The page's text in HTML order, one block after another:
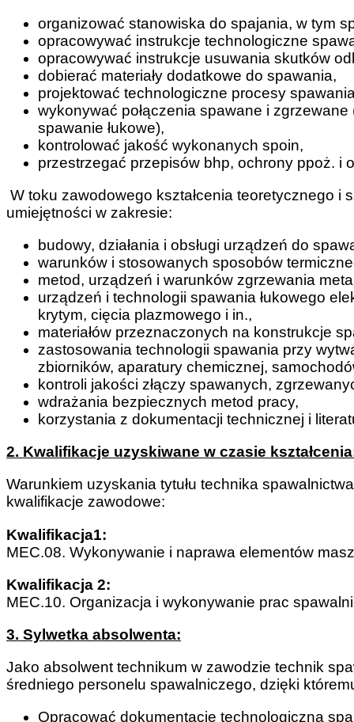
organizować stanowiska do spajania, w tym
opracowywać instrukcje technologiczne
opracowywać instrukcje usuwania skutków
dobierać materiały dodatkowe do spawania,
projektować technologiczne procesy
wykonywać połączenia spawane i
spawanie łukowe),
kontrolować jakość wykonanych spoin,
przestrzegać przepisów bhp, ochrony ppoż. i
W toku zawodowego kształcenia teoretycznego
umiejętności w zakresie:
budowy, działania i obsługi urządzeń do
warunków i stosowanych sposobów
metod, urządzeń i warunków zgrzewania
urządzeń i technologii spawania łukowego
krytym, cięcia plazmowego i in.,
materiałów przeznaczonych na konstrukcje
zastosowania technologii spawania przy
zbiorników, aparatury chemicznej,
kontroli jakości złączy spawanych,
wdrażania bezpiecznych metod pracy,
korzystania z dokumentacji technicznej i
2. Kwalifikacje uzyskiwane w czasie
Warunkiem uzyskania tytułu technika
kwalifikacje zawodowe:
Kwalifikacja1:
MEC.08. Wykonywanie i naprawa elementów
Kwalifikacja 2:
MEC.10. Organizacja i wykonywanie prac
3. Sylwetka absolwenta:
Jako absolwent technikum w zawodzie technik
średniego personelu spawalniczego, dzięki
Opracować dokumentację technologiczną